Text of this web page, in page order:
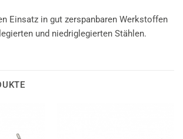
Einsatz in gut zerspanbaren Werkstoffen
und niedriglegierten Stählen.